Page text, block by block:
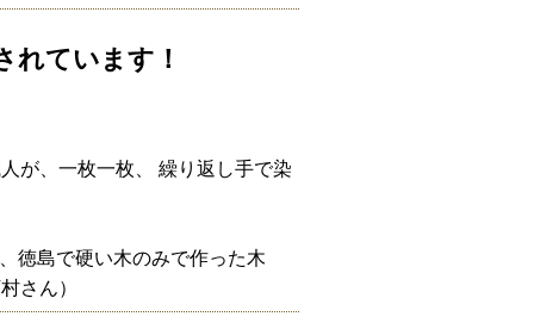
れています！
が、一枚一枚、 繰り返し手で染
徳島で硬い木のみで作った木
さん）